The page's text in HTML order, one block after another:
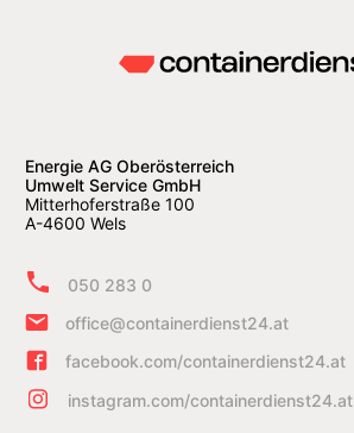
Energie AG Oberösterreich
Umwelt Service GmbH
Mitterhoferstraße 100
A-4600 Wels
050 283 0
office@containerdienst24.at
facebook.com/containerdienst24.at
instagram.com/containerdienst24.at